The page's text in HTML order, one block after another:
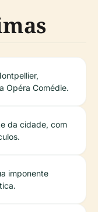
Opéra Comédie.
da cidade, com
imponente